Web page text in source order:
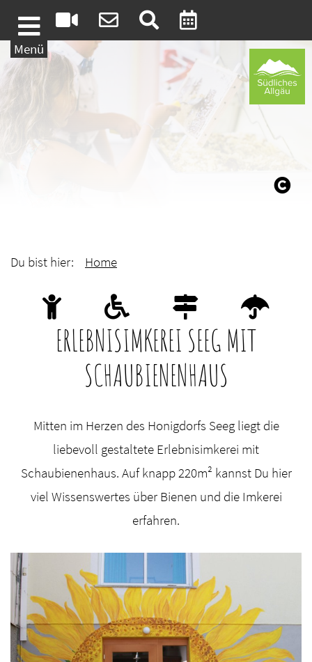
Weiter zum Inhalt
Menü
Du bist hier: Home
ERLEBNISIMKEREI SEEG MIT
SCHAUBIENENHAUS
Mitten im Herzen des Honigdorfs Seeg liegt die
liebevoll gestaltete Erlebnisimkerei mit
Schaubienenhaus. Auf knapp 220m² kannst Du hier
viel Wissenswertes über Bienen und die Imkerei
erfahren.